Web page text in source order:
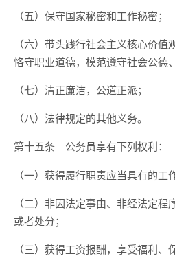
（五）保守国家秘密和工作秘密；
（六）带头践行社会主义核心价值
恪守职业道德，模范遵守社会公德
（七）清正廉洁，公道正派；
（八）法律规定的其他义务。
第十五条
公务员享有下列权利：
（一）获得履行职责应当具有的工
（二）非因法定事由、非经法定
或者处分；
（三）获得工资报酬，享受福利、